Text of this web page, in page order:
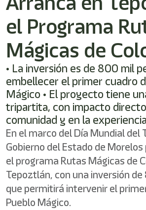
Este
acceso
directo
lector
de
pantalla
para
ayudarle
navegar
interactuar
con
contenido.
el Programa
Mágicas de
• La inversión es de 800 mil
embellecer el primer cuadro
Mágico • El proyecto tiene
tripartita, con impacto
comunidad y en la
En el marco del Día Mundial del
Gobierno del Estado de
el programa Rutas Mágicas de
Tepoztlán, con una inversión
que permitirá intervenir el
Pueblo Mágico.